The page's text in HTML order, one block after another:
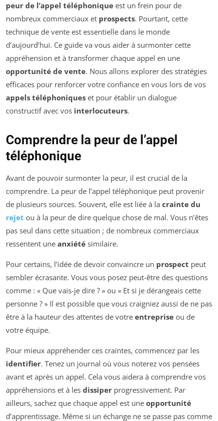
peur de l’appel téléphonique est un frein pour de
nombreux commerciaux et prospects. Pourtant, cette
technique de vente est essentielle dans le monde
d’aujourd’hui. Ce guide va vous aider à surmonter cette
appréhension et à transformer chaque appel en une
opportunité de vente. Nous allons explorer des stratégies
efficaces pour renforcer votre confiance en vous lors de vos
appels téléphoniques et pour établir un dialogue
constructif avec vos interlocuteurs.
Comprendre la peur de l’appel
téléphonique
Avant de pouvoir surmonter la peur, il est crucial de la
comprendre. La peur de l’appel téléphonique peut provenir
de plusieurs sources. Souvent, elle est liée à la crainte du
rejet ou à la peur de dire quelque chose de mal. Vous n’êtes
pas seul dans cette situation ; de nombreux commerciaux
ressentent une anxiété similaire.
Pour certains, l’idée de devoir convaincre un prospect peut
sembler écrasante. Vous vous posez peut-être des questions
comme : « Que vais-je dire ? » ou « Et si je dérangeais cette
personne ? » Il est possible que vous craigniez aussi de ne pas
être à la hauteur des attentes de votre entreprise ou de
votre équipe.
Pour mieux appréhender ces craintes, commencez par les
identifier. Tenez un journal où vous noterez vos pensées
avant et après un appel. Cela vous aidera à comprendre vos
appréhensions et à les dissiper progressivement. Par
ailleurs, sachez que chaque appel est une opportunité
d’apprentissage. Même si un échange ne se passe pas comme